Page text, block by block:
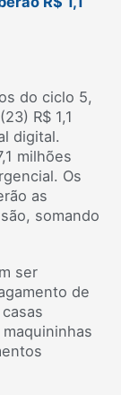
do ciclo 5,
R$ 1,1
digital.
milhões
Os
as
somando
ser
de